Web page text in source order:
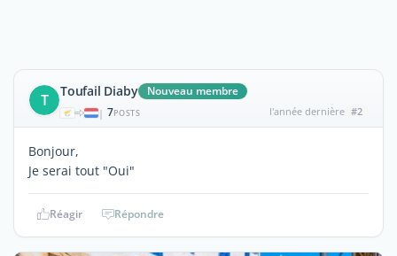
T Toufail Diaby Nouveau membre
| 7POSTS l'année dernière #2
Bonjour,
Je serai tout "Oui"
Réagir Répondre